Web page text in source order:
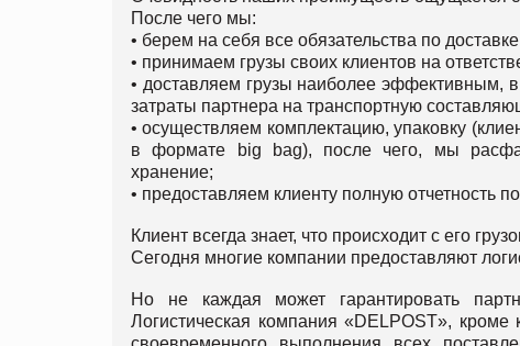
После чего мы:
• берем на себя все обязательства по доставке
• принимаем грузы своих клиентов на
• доставляем грузы наиболее эффективным,
затраты партнера на транспортную
• осуществляем комплектацию, упаковку
в формате big bag), после чего, мы
хранение;
• предоставляем клиенту полную отчетность
Клиент всегда знает, что происходит с его
Сегодня многие компании предоставляют
Но не каждая может гарантировать
Логистическая компания «DELPOST», кроме